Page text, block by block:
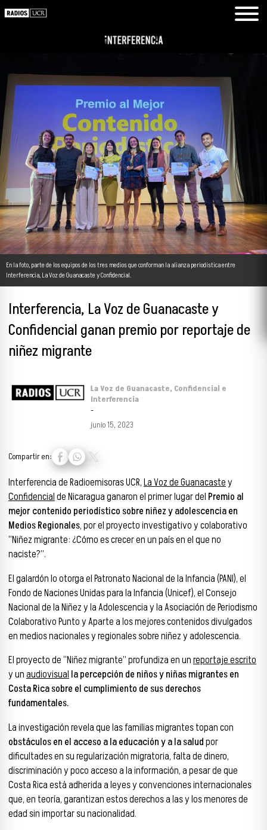
En la foto, parte de los equipos de los tres medios que conforman la alianza periodística entre
Interferencia, La Voz de Guanacaste y Confidencial.
Interferencia, La Voz de Guanacaste y
Confidencial ganan premio por reportaje de
niñez migrante
La Voz de Guanacaste, Confidencial e
Interferencia
-
junio 15, 2023
Compartir en:
Interferencia de Radioemisoras UCR,La Voz de Guanacastey
Confidencialde Nicaragua ganaron el primer lugar del Premio al
mejor contenido periodístico sobre niñez y adolescencia en
Medios Regionales, por el proyecto investigativo y colaborativo
“Niñez migrante: ¿Cómo es crecer en un país en el que no
naciste?”.
El galardón lo otorga el Patronato Nacional de la Infancia (PANI), el
Fondo de Naciones Unidas para la Infancia (Unicef), el Consejo
Nacional de la Niñez y la Adolescencia y la Asociación de Periodismo
Colaborativo Punto y Aparte a los mejores contenidos divulgados
en medios nacionales y regionales sobre niñez y adolescencia.
El proyecto de “Niñez migrante” profundiza en unreportaje escrito
y unaudiovisualla percepción de niños y niñas migrantes en
Costa Rica sobre el cumplimiento de sus derechos
fundamentales.
La investigación revela que las familias migrantes topan con
obstáculos en el acceso a la educación y a la saludpor
dificultades en su regularización migratoria, falta de dinero,
discriminación y poco acceso a la información, a pesar de que
Costa Rica está adherida a leyes y convenciones internacionales
que, en teoría, garantizan estos derechos a las y los menores de
edad sin importar su nacionalidad.